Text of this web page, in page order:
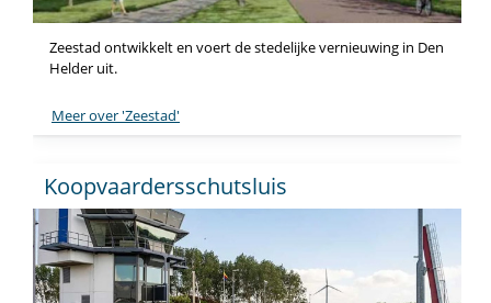
Zeestad ontwikkelt en voert de stedelijke vernieuwing in Den
Helder uit.
Meer over 'Zeestad'
Koopvaardersschutsluis